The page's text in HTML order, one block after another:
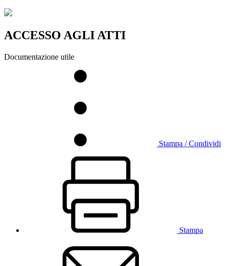
ACCESSO AGLI ATTI
Documentazione utile
Stampa / Condividi
Stampa